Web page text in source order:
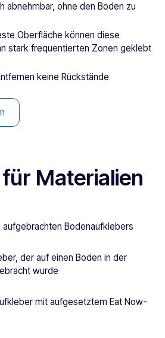
abnehmbar, ohne den Boden zu
Oberfläche können diese
stark frequentierten Zonen geklebt
keine Rückstände
Materialien